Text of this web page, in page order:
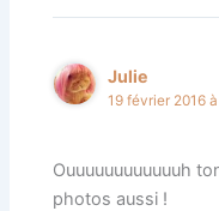
Julie
19 février 2016
Ouuuuuuuuuuuuh
photos aussi !